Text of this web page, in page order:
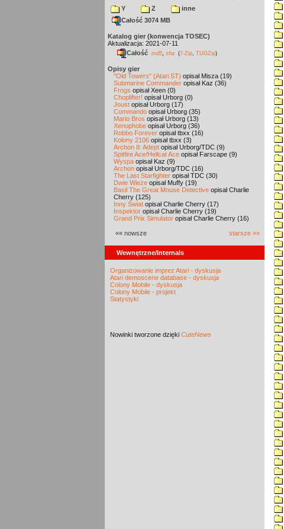
Y
Z
inne
Całość 3074 MB
Katalog gier (konwencja TOSEC)
Aktualizacja: 2021-07-11
Całość md5 sha (7-Zip TUGZip)
Opisy gier
"Old Towers" (Atari ST) opisał Misza (19)
Submarine Commander opisał Kaz (36)
Frogs opisał Xeen (0)
Choplifter! opisał Urborg (0)
Joust opisał Urborg (17)
Commando opisał Urborg (35)
Mario Bros opisał Urborg (13)
Xenophobe opisał Urborg (36)
Robbo Forever opisał tbxx (16)
Kolony 2106 opisał tbxx (3)
Archon II: Adept opisał Urborg/TDC (9)
Spitfire Ace/Hellcat Ace opisał Farscape (9)
Wyspa opisał Kaz (9)
Archon opisał Urborg/TDC (16)
The Last Starfighter opisał TDC (30)
Dwie Wieże opisał Muffy (19)
Basil The Great Mouse Detective opisał Charlie
Cherry (125)
Inny Świat opisał Charlie Cherry (17)
Inspektor opisał Charlie Cherry (19)
Grand Prix Simulator opisał Charlie Cherry (16)
«« nowsze starsze »»
Wewnętrzne/Internals
Organizowanie imprez Atari - dyskusja
Atari demoscene database - dyskusja
Colony Mobile - dyskusja
Colony Mobile - projekt
Statystyki
Nowinki tworzone dzięki CuteNews